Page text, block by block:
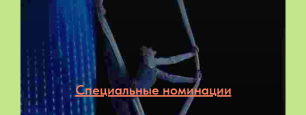
Специальные номинации